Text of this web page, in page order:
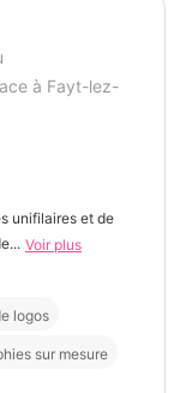
à Fayt-lez-
unifilaires et de
Voir plus
logos
sur mesure